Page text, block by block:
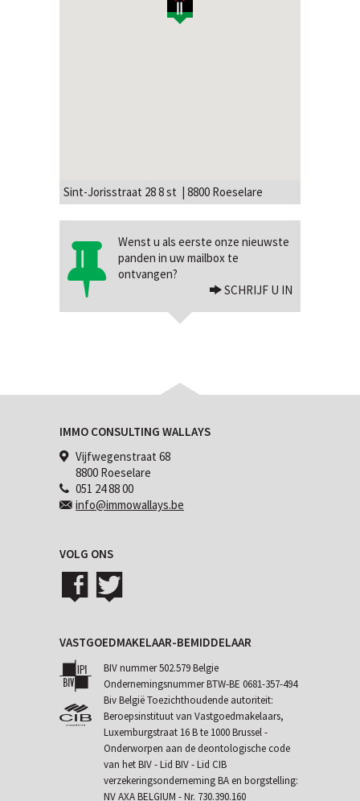
Sint-Jorisstraat 28 8 st | 8800 Roeselare
Wenst u als eerste onze nieuwste
panden in uw mailbox te
ontvangen?
SCHRIJF U IN
IMMO CONSULTING WALLAYS
Vijfwegenstraat 68
8800 Roeselare
051 24 88 00
info@immowallays.be
VOLG ONS
VASTGOEDMAKELAAR-BEMIDDELAAR
BIV nummer 502.579 Belgie
Ondernemingsnummer BTW-BE 0681-357-494
Biv België Toezichthoudende autoriteit:
Beroepsinstituut van Vastgoedmakelaars,
Luxemburgstraat 16 B te 1000 Brussel -
Onderworpen aan de deontologische code
van het BIV- Lid BIV - Lid CIB
verzekeringsonderneming BA en borgstelling:
NV AXA BELGIUM - Nr. 730.390.160